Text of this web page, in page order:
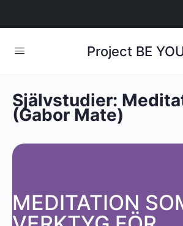
Project BE
Självstudier:
(Gabor Mate)
MEDITATION